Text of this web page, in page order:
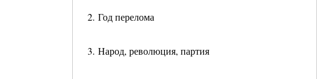
2. Год перелома
3. Народ, революция, партия